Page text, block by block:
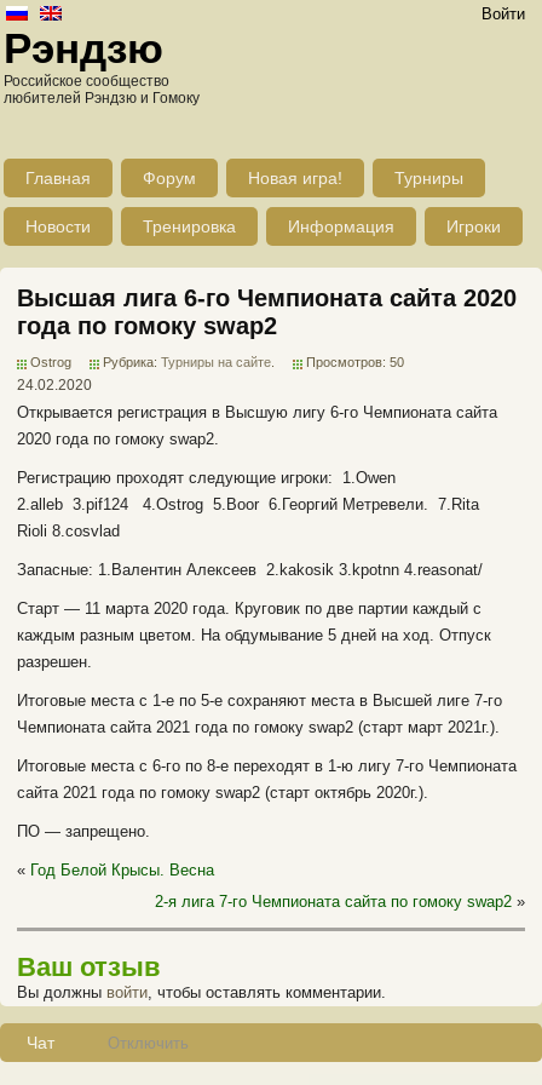
Войти
Рэндзю
Российское сообщество
любителей Рэндзю и Гомоку
Главная Форум Новая игра! Турниры
Новости Тренировка Информация Игроки
Высшая лига 6-го Чемпионата сайта 2020
года по гомоку swap2
Ostrog Рубрика: Турниры на сайте Просмотров: 50
24.02.2020
Открывается регистрация в Высшую лигу 6-го Чемпионата сайта
2020 года по гомоку swap2.
Регистрацию проходят следующие игроки: 1.Owen
2.alleb 3.pif124 4.Ostrog 5.Boor 6.Георгий Метревели. 7.Rita
Rioli 8.cosvlad
Запасные: 1.Валентин Алексеев 2.kakosik 3.kpotnn 4.reasonat/
Старт — 11 марта 2020 года. Круговик по две партии каждый с
каждым разным цветом. На обдумывание 5 дней на ход. Отпуск
разрешен.
Итоговые места с 1-е по 5-е сохраняют места в Высшей лиге 7-го
Чемпионата сайта 2021 года по гомоку swap2 (старт март 2021г.).
Итоговые места с 6-го по 8-е переходят в 1-ю лигу 7-го Чемпионата
сайта 2021 года по гомоку swap2 (старт октябрь 2020г.).
ПО — запрещено.
« Год Белой Крысы. Весна
2-я лига 7-го Чемпионата сайта по гомоку swap2 »
Ваш отзыв
Вы должны войти, чтобы оставлять комментарии.
Чат Отключить